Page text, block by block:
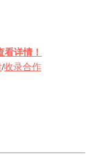
看详情！
/收录合作